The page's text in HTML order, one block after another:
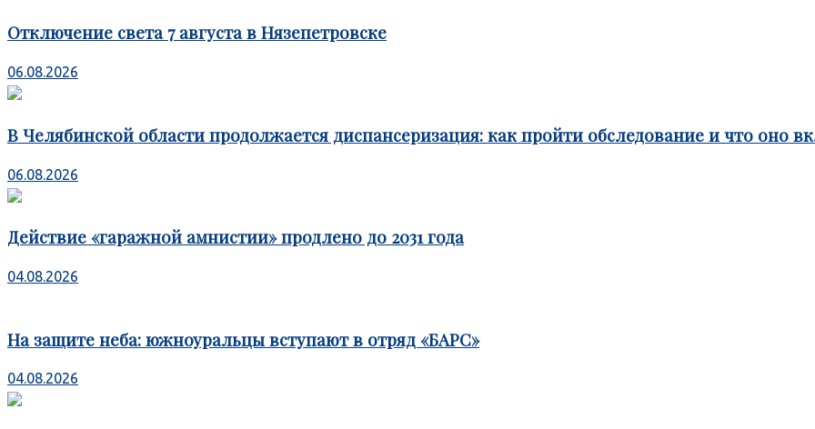
Отключение света 7 августа в Нязепетровске
06.08.2026
В Челябинской области продолжается диспансеризация: как пройти обследование и что оно
06.08.2026
Действие «гаражной амнистии» продлено до 2031 года
04.08.2026
На защите неба: южноуральцы вступают в отряд «БАРС»
04.08.2026